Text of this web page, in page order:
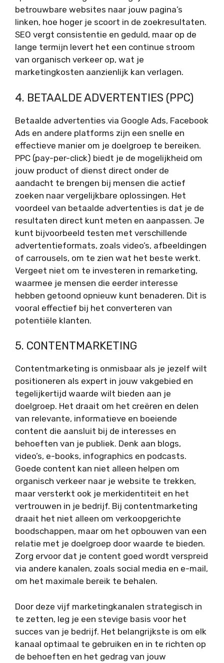
betrouwbare websites naar jouw pagina’s
linken, hoe hoger je scoort in de zoekresultaten.
SEO vergt consistentie en geduld, maar op de
lange termijn levert het een continue stroom
van organisch verkeer op, wat je
marketingkosten aanzienlijk kan verlagen.
4. BETAALDE ADVERTENTIES (PPC)
Betaalde advertenties via Google Ads, Facebook
Ads en andere platforms zijn een snelle en
effectieve manier om je doelgroep te bereiken.
PPC (pay-per-click) biedt je de mogelijkheid om
jouw product of dienst direct onder de
aandacht te brengen bij mensen die actief
zoeken naar vergelijkbare oplossingen. Het
voordeel van betaalde advertenties is dat je de
resultaten direct kunt meten en aanpassen. Je
kunt bijvoorbeeld testen met verschillende
advertentieformats, zoals video’s, afbeeldingen
of carrousels, om te zien wat het beste werkt.
Vergeet niet om te investeren in remarketing,
waarmee je mensen die eerder interesse
hebben getoond opnieuw kunt benaderen. Dit is
vooral effectief bij het converteren van
potentiële klanten.
5. CONTENTMARKETING
Contentmarketing is onmisbaar als je jezelf wilt
positioneren als expert in jouw vakgebied en
tegelijkertijd waarde wilt bieden aan je
doelgroep. Het draait om het creëren en delen
van relevante, informatieve en boeiende
content die aansluit bij de interesses en
behoeften van je publiek. Denk aan blogs,
video’s, e-books, infographics en podcasts.
Goede content kan niet alleen helpen om
organisch verkeer naar je website te trekken,
maar versterkt ook je merkidentiteit en het
vertrouwen in je bedrijf. Bij contentmarketing
draait het niet alleen om verkoopgerichte
boodschappen, maar om het opbouwen van een
relatie met je doelgroep door waarde te bieden.
Zorg ervoor dat je content goed wordt verspreid
via andere kanalen, zoals social media en e-mail,
om het maximale bereik te behalen.
Door deze vijf marketingkanalen strategisch in
te zetten, leg je een stevige basis voor het
succes van je bedrijf. Het belangrijkste is om elk
kanaal optimaal te gebruiken en in te richten op
de behoeften en het gedrag van jouw